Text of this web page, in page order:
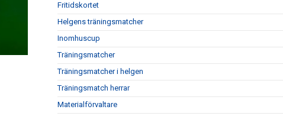
Fritidskortet
Helgens träningsmatcher
Inomhuscup
Träningsmatcher
Träningsmatcher i helgen
Träningsmatch herrar
Materialförvaltare